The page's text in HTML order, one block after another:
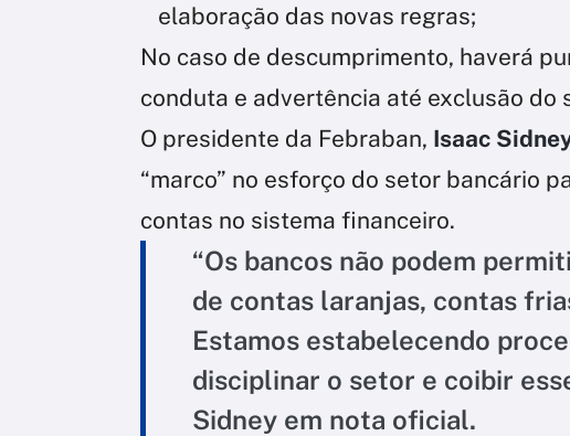
elaboração das novas regras;
No caso de descumprimento, haverá
conduta e advertência até exclusão do
O presidente da Febraban, Isaac
“marco” no esforço do setor bancário
contas no sistema financeiro.
“Os bancos não podem
de contas laranjas, contas
Estamos estabelecendo
disciplinar o setor e coibir
Sidney em nota oficial.